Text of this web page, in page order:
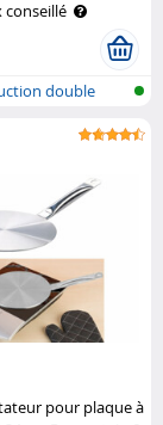
conseillé
double
pour plaque à